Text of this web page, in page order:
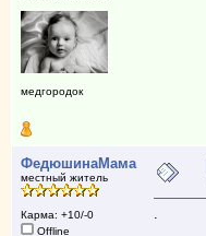
медгородок
ФедюшинаМама
местный житель
Карма: +10/-0
Offline
.